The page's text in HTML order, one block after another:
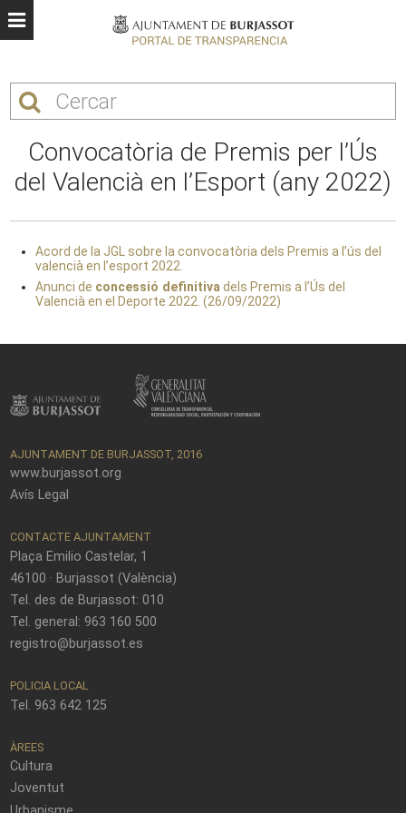
Convocatòria de Premis per l’Ús
del Valencià en l’Esport (any 2022)
Acord de la JGL sobre la convocatòria dels Premis a l’ús del
valencià en l’esport 2022.
Anunci de concessió definitiva dels Premis a l’Ús del
Valencià en el Deporte 2022. (26/09/2022)
AJUNTAMENT DE BURJASSOT, 2016
www.burjassot.org
Avís Legal
CONTACTE AJUNTAMENT
Plaça Emilio Castelar, 1
46100 · Burjassot (València)
Tel. des de Burjassot: 010
Tel. general: 963 160 500
registro@burjassot.es
POLICIA LOCAL
Tel. 963 642 125
ÀREES
Cultura
Joventut